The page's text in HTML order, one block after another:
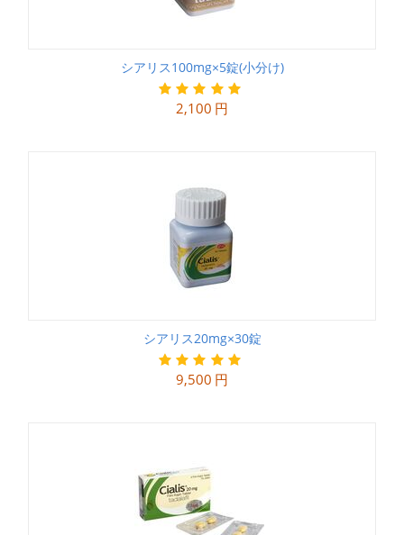
シアリス100mg×5錠(小分け)
2,100 円
シアリス20mg×30錠
9,500 円